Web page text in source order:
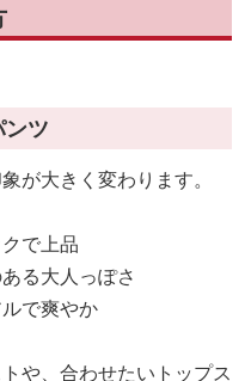
ツ
が大きく変わります。
で上品
る大人っぽさ
で爽やか
や、合わせたいトップス